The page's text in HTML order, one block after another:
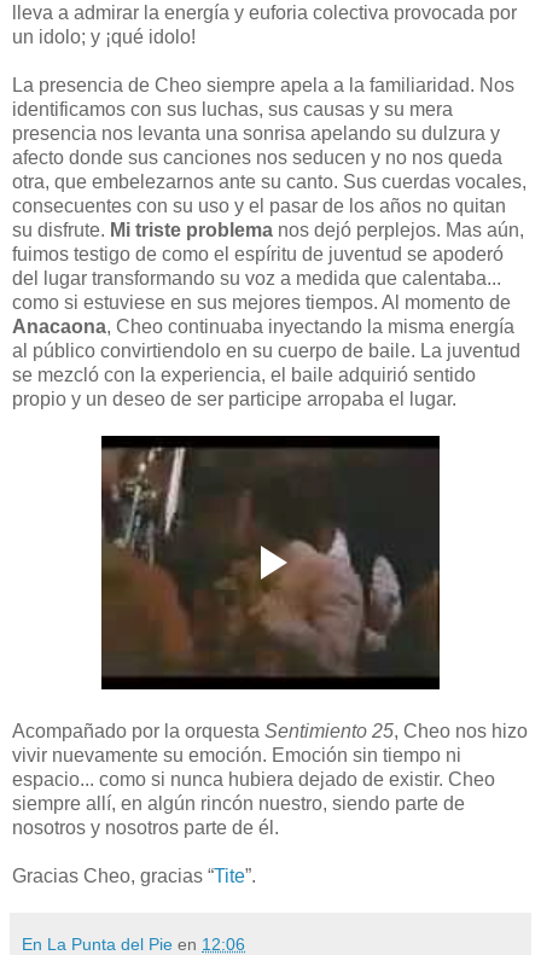
lleva a admirar la energía y euforia colectiva provocada por
un idolo; y ¡qué idolo!
La presencia de Cheo siempre apela a la familiaridad. Nos
identificamos con sus luchas, sus causas y su mera
presencia nos levanta una sonrisa apelando su dulzura y
afecto donde sus canciones nos seducen y no nos queda
otra, que embelezarnos ante su canto. Sus cuerdas vocales,
consecuentes con su uso y el pasar de los años no quitan
su disfrute. Mi triste problema nos dejó perplejos. Mas aún,
fuimos testigo de como el espíritu de juventud se apoderó
del lugar transformando su voz a medida que calentaba...
como si estuviese en sus mejores tiempos. Al momento de
Anacaona, Cheo continuaba inyectando la misma energía
al público convirtiendolo en su cuerpo de baile. La juventud
se mezcló con la experiencia, el baile adquirió sentido
propio y un deseo de ser participe arropaba el lugar.
Acompañado por la orquesta Sentimiento 25, Cheo nos hizo
vivir nuevamente su emoción. Emoción sin tiempo ni
espacio... como si nunca hubiera dejado de existir. Cheo
siempre allí, en algún rincón nuestro, siendo parte de
nosotros y nosotros parte de él.
Gracias Cheo, gracias “Tite”.
En La Punta del Pie en 12:06